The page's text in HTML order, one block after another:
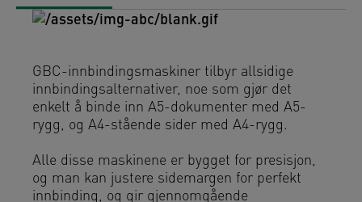
GBC-innbindingsmaskiner tilbyr allsidige
innbindingsalternativer, noe som gjør det
enkelt å binde inn A5-dokumenter med A5-
rygg, og A4-stående sider med A4-rygg.
Alle disse maskinene er bygget for presisjon,
og man kan justere sidemargen for perfekt
innbinding, og gir gjennomgående